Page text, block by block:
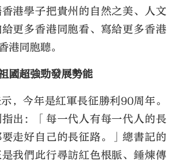
港學子把貴州的自然之美、人文
更多香港同胞看、寫給更多香港
港同胞聽。
國超強勁發展勢能
，今年是紅軍長征勝利90周年。
出：「每一代人有每一代人的長
走好自己的長征路。」總書記的
我們此行尋訪紅色根脈、錘煉傳